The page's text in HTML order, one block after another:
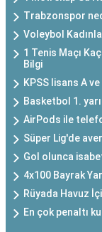
Trabzonspor
Voleybol
1 Tenis Maçı
Bilgi
KPSS lisans A
Basketbol 1.
AirPods ile
Süper Lig'de
Gol olunca
4x100 Bayrak
Rüyada Havuz
En çok penaltı